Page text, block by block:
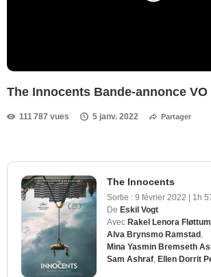
The Innocents Bande-annonce VO
111 787 vues 5 janv. 2022 Partager
The Innocents
Sortie : 9 février 2022 | 1h
De Eskil Vogt
Avec Rakel Lenora Fløttum
Alva Brynsmo Ramstad
Mina Yasmin Bremseth
Sam Ashraf Ellen Dorrit